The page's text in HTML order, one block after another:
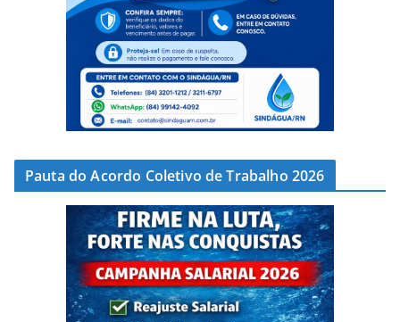
Pauta do Acordo Coletivo de Trabalho 2026